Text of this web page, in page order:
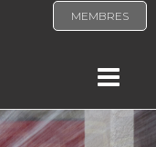
MEMBRES